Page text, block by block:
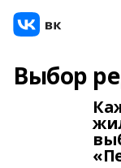
Выбор